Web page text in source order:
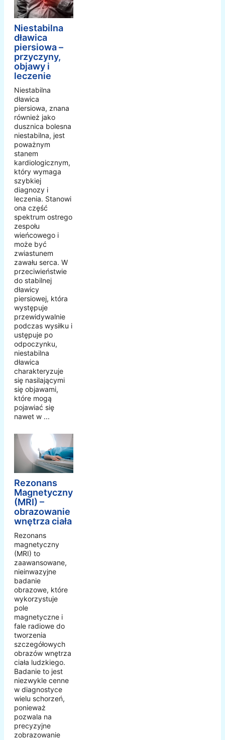
Niestabilna
dławica
piersiowa –
przyczyny,
objawy i
leczenie
Niestabilna
dławica
piersiowa, znana
również jako
dusznica bolesna
niestabilna, jest
poważnym
stanem
kardiologicznym,
który wymaga
szybkiej
diagnozy i
leczenia. Stanowi
ona część
spektrum ostrego
zespołu
wieńcowego i
może być
zwiastunem
zawału serca. W
przeciwieństwie
do stabilnej
dławicy
piersiowej, która
występuje
przewidywalnie
podczas wysiłku i
ustępuje po
odpoczynku,
niestabilna
dławica
charakteryzuje
się nasilającymi
się objawami,
które mogą
pojawiać się
nawet w ...
Rezonans
Magnetyczny
(MRI) –
obrazowanie
wnętrza ciała
Rezonans
magnetyczny
(MRI) to
zaawansowane,
nieinwazyjne
badanie
obrazowe, które
wykorzystuje
pole
magnetyczne i
fale radiowe do
tworzenia
szczegółowych
obrazów wnętrza
ciała ludzkiego.
Badanie to jest
niezwykle cenne
w diagnostyce
wielu schorzeń,
ponieważ
pozwala na
precyzyjne
zobrazowanie